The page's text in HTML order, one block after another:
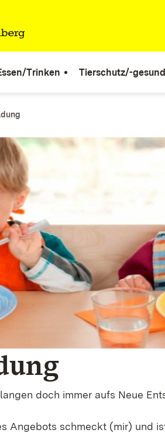
Trinken Tierschutz/-
doch immer aufs Neue
Angebots schmeckt (mir) und